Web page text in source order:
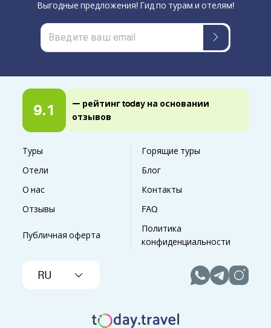
9.1
— рейтинг today на основании
отзывов
Туры
Горящие туры
Отели
Блог
О нас
Контакты
Отзывы
FAQ
Публичная оферта
Политика
конфиденциальности
RU
Выгодные предложения! Гид по турам и отелям!